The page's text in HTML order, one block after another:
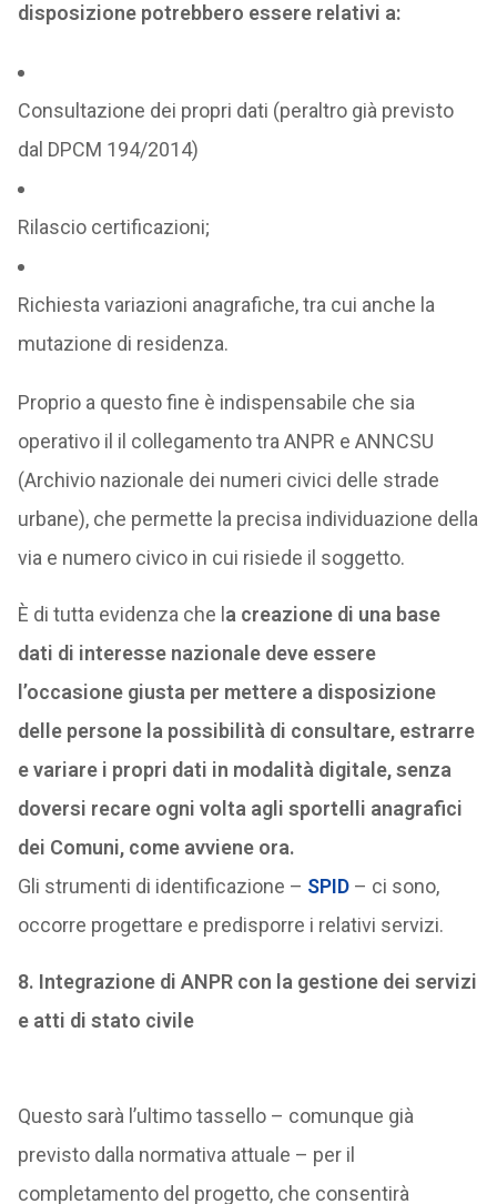
disposizione potrebbero essere relativi a:
Consultazione dei propri dati (peraltro già previsto
dal DPCM 194/2014)
Rilascio certificazioni;
Richiesta variazioni anagrafiche, tra cui anche la
mutazione di residenza.
Proprio a questo fine è indispensabile che sia
operativo il il collegamento tra ANPR e ANNCSU
(Archivio nazionale dei numeri civici delle strade
urbane), che permette la precisa individuazione della
via e numero civico in cui risiede il soggetto.
È di tutta evidenza che l a creazione di una base
dati di interesse nazionale deve essere
l’occasione giusta per mettere a disposizione
delle persone la possibilità di consultare, estrarre
e variare i propri dati in modalità digitale, senza
doversi recare ogni volta agli sportelli anagrafici
dei Comuni, come avviene ora.
Gli strumenti di identificazione – SPID– ci sono,
occorre progettare e predisporre i relativi servizi.
8. Integrazione di ANPR con la gestione dei servizi
e atti di stato civile
Questo sarà l’ultimo tassello – comunque già
previsto dalla normativa attuale – per il
completamento del progetto, che consentirà